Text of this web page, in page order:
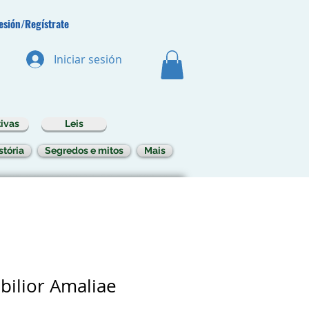
Regístrate
Iniciar sesión
Leis
Segredos e mitos Mais
Amaliae